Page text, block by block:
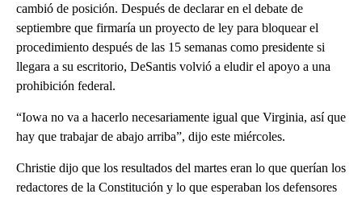
cambió de posición. Después de declarar en el debate de
septiembre que firmaría un proyecto de ley para bloquear el
procedimiento después de las 15 semanas como presidente si
llegara a su escritorio, DeSantis volvió a eludir el apoyo a una
prohibición federal.
“Iowa no va a hacerlo necesariamente igual que Virginia, así que
hay que trabajar de abajo arriba”, dijo este miércoles.
Christie dijo que los resultados del martes eran lo que querían los
redactores de la Constitución y lo que esperaban los defensores